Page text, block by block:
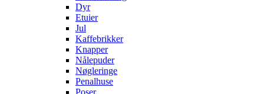
Dyr
Etuier
Jul
Kaffebrikker
Knapper
Nålepuder
Nøgleringe
Penalhuse
Poser